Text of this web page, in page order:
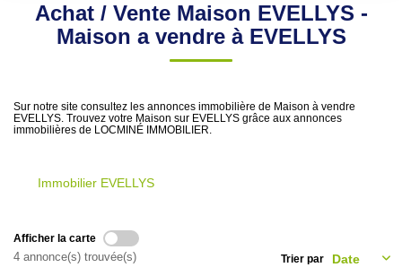
L'AGENCE
Sélectionnez...
Type de bien
Surface min
Créer une alerte
Achat / Vente Maison EVELLYS -
Maison a vendre à EVELLYS
Sur notre site consultez les annonces immobilière de Maison à vendre
EVELLYS. Trouvez votre Maison sur EVELLYS grâce aux annonces
immobilières de LOCMINÉ IMMOBILIER.
Immobilier EVELLYS
Afficher la carte
4 annonce(s) trouvée(s) Trier par